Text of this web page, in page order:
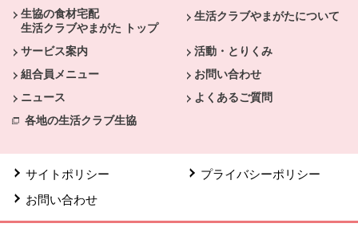
生協の食材宅配
生活クラブやまがた トップ
生活クラブやまがたについて
サービス案内
活動・とりくみ
組合員メニュー
お問い合わせ
ニュース
よくあるご質問
各地の生活クラブ生協
サイトポリシー
プライバシーポリシー
お問い合わせ